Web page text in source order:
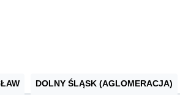
DOLNY ŚLĄSK (AGLOMERACJA)